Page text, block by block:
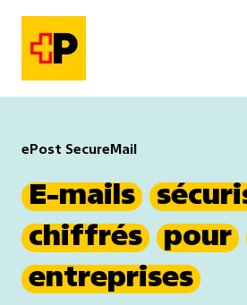
ePost SecureMail
E-mails
chiffrés
pour
entreprises